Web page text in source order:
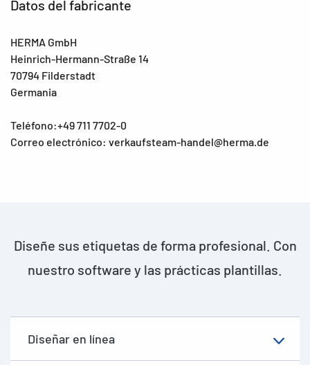
Datos del fabricante
HERMA GmbH
Heinrich-Hermann-Straße 14
70794 Filderstadt
Germania
Teléfono:+49 711 7702-0
Correo electrónico: verkaufsteam-handel@herma.de
Diseñe sus etiquetas de forma profesional. Con
nuestro software y las prácticas plantillas.
Diseñar en línea